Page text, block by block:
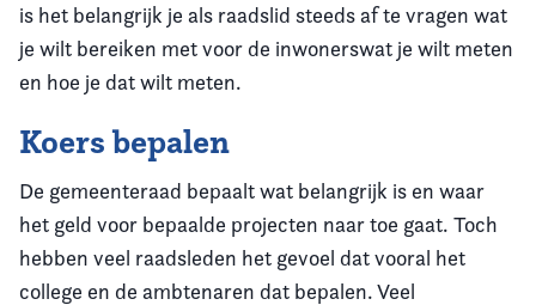
is het belangrijk je als raadslid steeds af te vragen wat
je wilt bereiken met voor de inwonerswat je wilt meten
en hoe je dat wilt meten.
Koers bepalen
De gemeenteraad bepaalt wat belangrijk is en waar
het geld voor bepaalde projecten naar toe gaat. Toch
hebben veel raadsleden het gevoel dat vooral het
college en de ambtenaren dat bepalen. Veel